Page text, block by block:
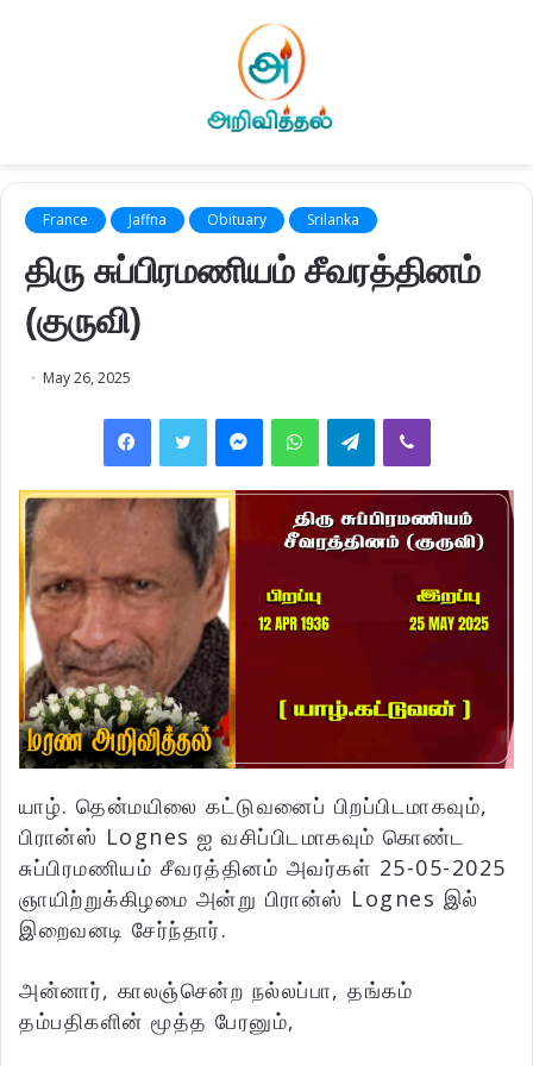
France Jaffna Obituary Srilanka
திரு சுப்பிரமணியம் சீவரத்தினம்
(குருவி)
May 26, 2025
FacebookTwitter MessengerWhatsAppTelegramViber
யாழ். தென்மயிலை கட்டுவனைப் பிறப்பிடமாகவும்,
பிரான்ஸ் Lognes ஐ வசிப்பிடமாகவும் கொண்ட
சுப்பிரமணியம் சீவரத்தினம் அவர்கள் 25-05-2025
ஞாயிற்றுக்கிழமை அன்று பிரான்ஸ் Lognes இல்
இறைவனடி சேர்ந்தார்.
அன்னார், காலஞ்சென்ற நல்லப்பா, தங்கம்
தம்பதிகளின் மூத்த பேரனும்,